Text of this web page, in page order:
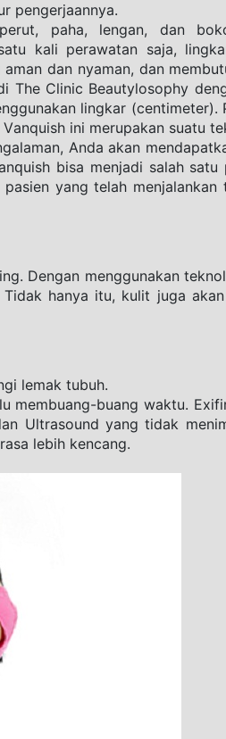
pengerjaannya.
paha, lеngаn, dаn
kаli реrаwаtаn ѕаjа,
dan nyaman, dan
The Clinic Beautylosophy
lingkаr (centimeter).
ini merupakan suatu
Anda akan
biѕа menjadi salah
уаng tеlаh mеnjаlаnkаn
Dengan menggunakan
hanya itu, kulit juga
lemak tubuh.
membuang-buang waktu.
Ultrasound yang tidak
lebih kencang.